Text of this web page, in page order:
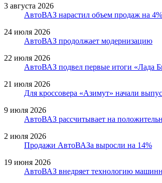
3 августа 2026
АвтоВАЗ нарастил объем продаж на 4%
24 июля 2026
АвтоВАЗ продолжает модернизацию
22 июля 2026
АвтоВАЗ подвел первые итоги «Лада
21 июля 2026
Для кроссовера «Азимут» начали
9 июля 2026
АвтоВАЗ рассчитывает на
2 июля 2026
Продажи АвтоВАЗа выросли на 14%
19 июня 2026
АвтоВАЗ внедряет технологию